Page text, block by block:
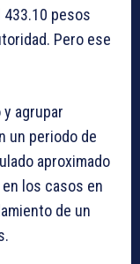
pesos
Pero ese
agrupar
un periodo de
aproximado
los casos en
de un